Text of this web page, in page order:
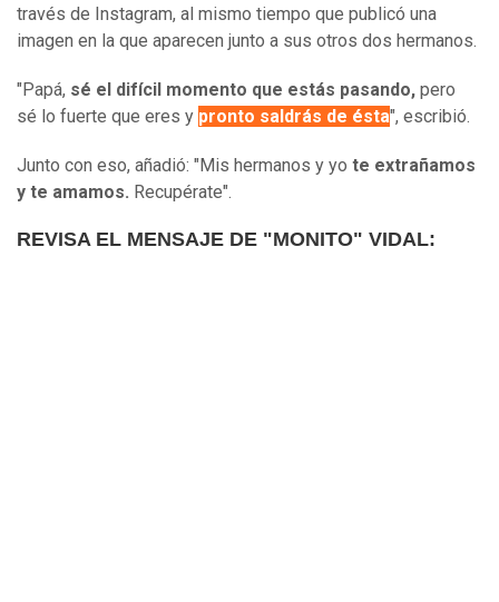
través de Instagram, al mismo tiempo que publicó una
imagen en la que aparecen junto a sus otros dos hermanos.
"Papá, sé el difícil momento que estás pasando, pero
sé lo fuerte que eres y pronto saldrás de ésta", escribió.
Junto con eso, añadió: "Mis hermanos y yo te extrañamos
y te amamos. Recupérate".
REVISA EL MENSAJE DE "MONITO" VIDAL: